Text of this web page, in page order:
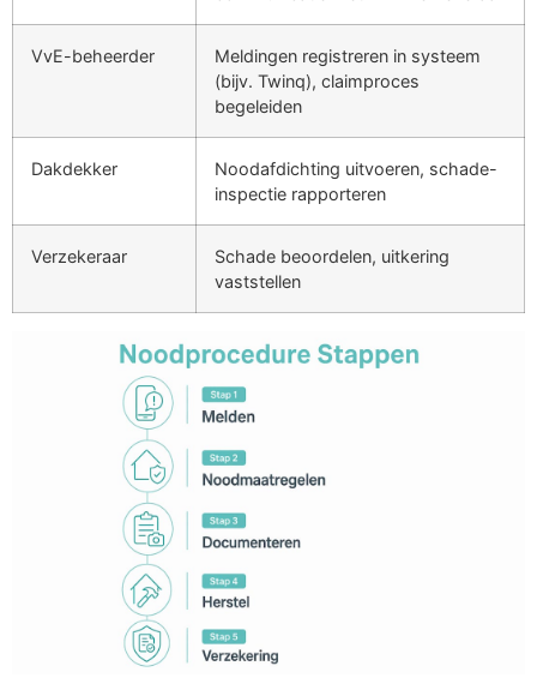
VvE-beheerder
Meldingen registreren in systeem
(bijv. Twinq), claimproces
begeleiden
Dakdekker
Noodafdichting uitvoeren, schade-
inspectie rapporteren
Verzekeraar
Schade beoordelen, uitkering
vaststellen